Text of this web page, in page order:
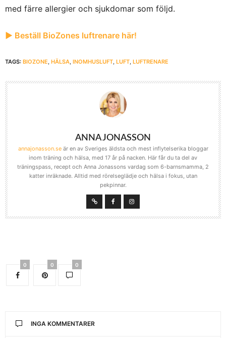
med färre allergier och sjukdomar som följd.
▶︎ Beställ BioZones luftrenare här!
TAGS: BIOZONE, HÄLSA, INOMHUSLUFT, LUFT, LUFTRENARE
ANNA JONASSON
annajonasson.seär en av Sveriges äldsta och mest inflytelserika bloggar
inom träning och hälsa, med 17 år på nacken. Här får du ta del av
träningspass, recept och Anna Jonassons vardag som 6-barnsmamma, 2
katter inräknade. Alltid med rörelseglädje och hälsa i fokus, utan
pekpinnar.
0 0 0
INGA KOMMENTARER